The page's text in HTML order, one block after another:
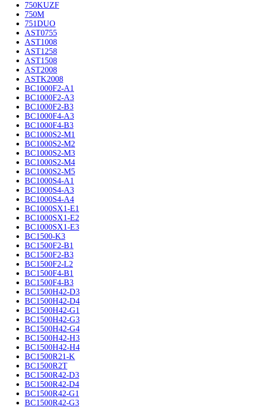
750KUZF
750M
751DUO
AST0755
AST1008
AST1258
AST1508
AST2008
ASTK2008
BC1000F2-A1
BC1000F2-A3
BC1000F2-B3
BC1000F4-A3
BC1000F4-B3
BC1000S2-M1
BC1000S2-M2
BC1000S2-M3
BC1000S2-M4
BC1000S2-M5
BC1000S4-A1
BC1000S4-A3
BC1000S4-A4
BC1000SX1-E1
BC1000SX1-E2
BC1000SX1-E3
BC1500-K3
BC1500F2-B1
BC1500F2-B3
BC1500F2-L2
BC1500F4-B1
BC1500F4-B3
BC1500H42-D3
BC1500H42-D4
BC1500H42-G1
BC1500H42-G3
BC1500H42-G4
BC1500H42-H3
BC1500H42-H4
BC1500R21-K
BC1500R2T
BC1500R42-D3
BC1500R42-D4
BC1500R42-G1
BC1500R42-G3